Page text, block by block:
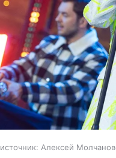
источник: Алексей